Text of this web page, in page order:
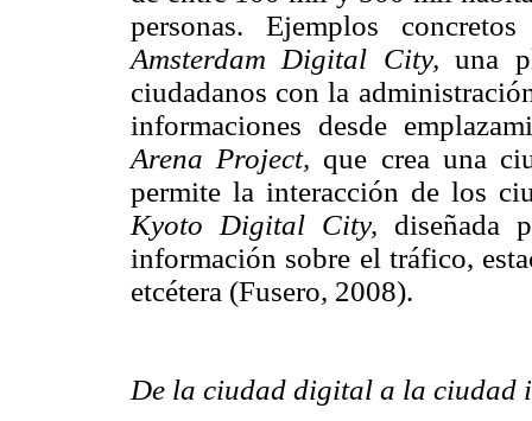
personas. Ejemplos
Amsterdam Digital City, una
ciudadanos con la
informaciones desde
Arena Project, que crea una
permite la interacción de los
Kyoto Digital City, diseñada
información sobre el tráfico,
etcétera (Fusero, 2008).
De la ciudad digital a la ciudad